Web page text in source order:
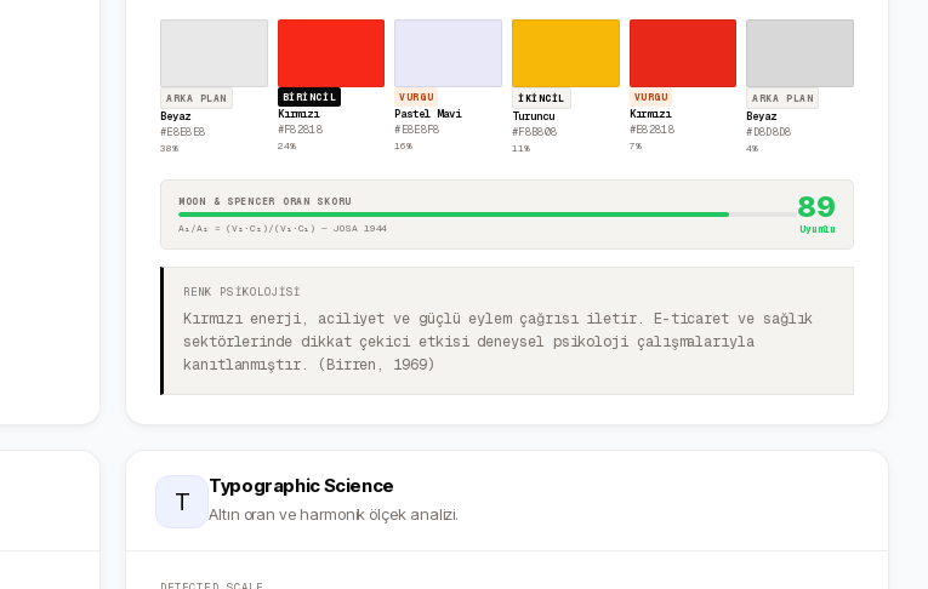
ARKA PLAN
Beyaz
#E8E8E8
38%
BIRINCIL
Kırmızı
#F82818
24%
VURGU
Pastel Mavi
#E8E8F8
16%
İKINCIL
Turuncu
#F8B808
11 %
VURGU
Kırmızı
#E82818
7%
ARKA PLAN
Beyaz
#D8D8D8
4%
MOON & SPENCER ORAN SKORU
A₁/A₂ = (V₂·C₂)/(V₁·C₁) — JOSA 1944
89
Uyumlu
RENK PSİKOLOJİSİ
Kırmızı enerji, aciliyet ve güçlü eylem çağrısı iletir. E-ticaret ve sağlık
sektörlerinde dikkat çekici etkisi deneysel psikoloji çalışmalarıyla
kanıtlanmıştır. (Birren, 1969)
T
Typographic Science
Altın oran ve harmonik ölçek analizi.